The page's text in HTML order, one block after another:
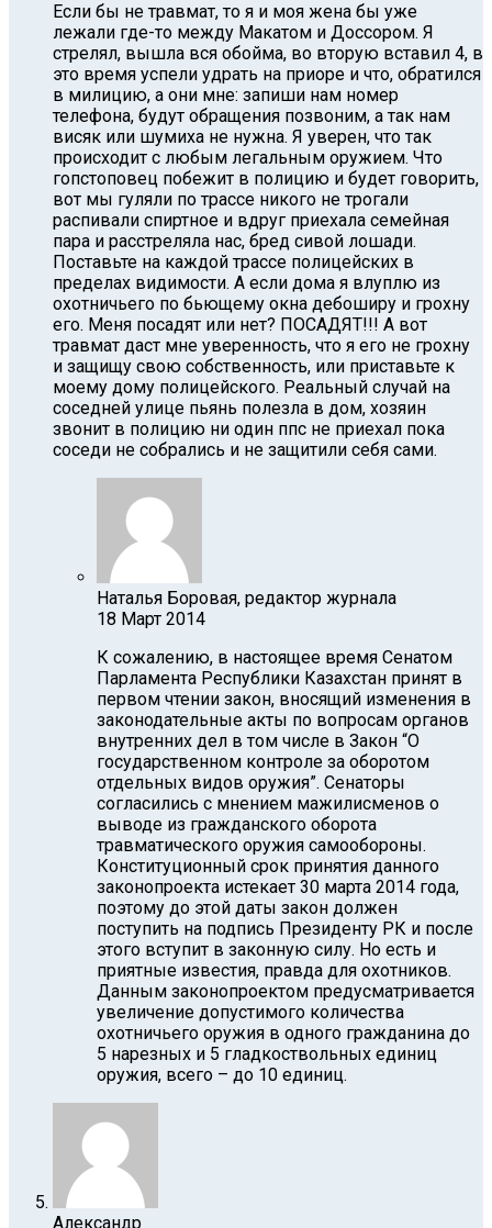
Если бы не травмат, то я и моя жена бы уже
лежали где-то между Макатом и Доссором. Я
стрелял, вышла вся обойма, во вторую вставил 4, в
это время успели удрать на приоре и что, обратился
в милицию, а они мне: запиши нам номер
телефона, будут обращения позвоним, а так нам
висяк или шумиха не нужна. Я уверен, что так
происходит с любым легальным оружием. Что
гопстоповец побежит в полицию и будет говорить,
вот мы гуляли по трассе никого не трогали
распивали спиртное и вдруг приехала семейная
пара и расстреляла нас, бред сивой лошади.
Поставьте на каждой трассе полицейских в
пределах видимости. А если дома я влуплю из
охотничьего по бьющему окна дебоширу и грохну
его. Меня посадят или нет? ПОСАДЯТ!!! А вот
травмат даст мне уверенность, что я его не грохну
и защищу свою собственность, или приставьте к
моему дому полицейского. Реальный случай на
соседней улице пьянь полезла в дом, хозяин
звонит в полицию ни один ппс не приехал пока
соседи не собрались и не защитили себя сами.
Наталья Боровая, редактор журнала
18 Март 2014
К сожалению, в настоящее время Сенатом
Парламента Республики Казахстан принят в
первом чтении закон, вносящий изменения в
законодательные акты по вопросам органов
внутренних дел в том числе в Закон “О
государственном контроле за оборотом
отдельных видов оружия”. Сенаторы
согласились с мнением мажилисменов о
выводе из гражданского оборота
травматического оружия самообороны.
Конституционный срок принятия данного
законопроекта истекает 30 марта 2014 года,
поэтому до этой даты закон должен
поступить на подпись Президенту РК и после
этого вступит в законную силу. Но есть и
приятные известия, правда для охотников.
Данным законопроектом предусматривается
увеличение допустимого количества
охотничьего оружия в одного гражданина до
5 нарезных и 5 гладкоствольных единиц
оружия, всего – до 10 единиц.
Александр